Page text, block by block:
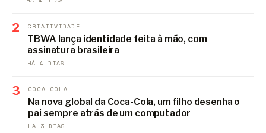
2 CRIATIVIDADE
TBWA lança identidade feita à mão, com
assinatura brasileira
HÁ 4 DIAS
3 COCA-COLA
Na nova global da Coca-Cola, um filho desenha o
pai sempre atrás de um computador
HÁ 3 DIAS